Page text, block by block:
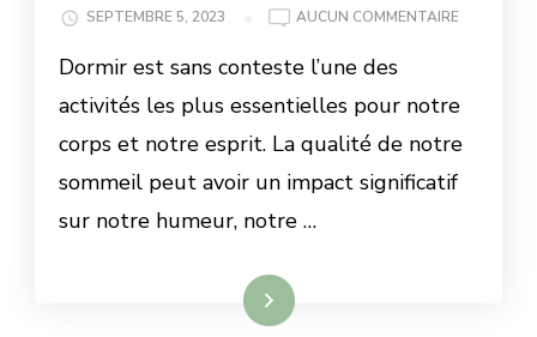
SEPTEMBRE 5, 2023 AUCUN COMMENTAIRE
Dormir est sans conteste l’une des
activités les plus essentielles pour notre
corps et notre esprit. La qualité de notre
sommeil peut avoir un impact significatif
sur notre humeur, notre …
Lire la suite